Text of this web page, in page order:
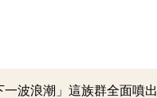
一波浪潮」這族群全面噴出